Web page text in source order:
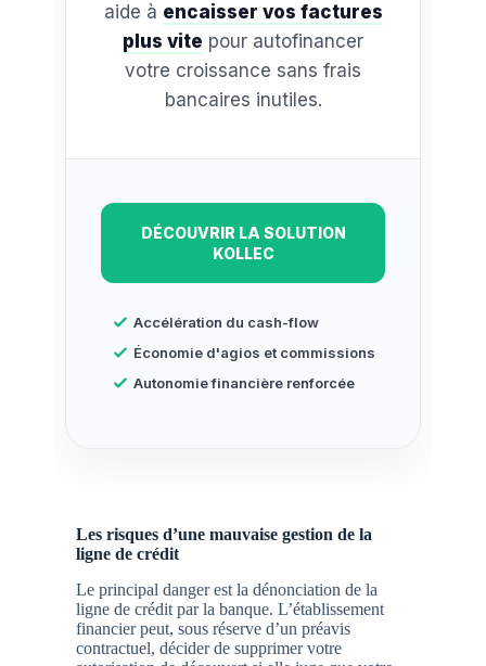
aide à encaisser vos factures
plus vite pour autofinancer
votre croissance sans frais
bancaires inutiles.
DÉCOUVRIR LA SOLUTION
KOLLEC
Accélération du cash-flow
Économie d'agios et commissions
Autonomie financière renforcée
Les risques d’une mauvaise gestion de la
ligne de crédit
Le principal danger est la dénonciation de la
ligne de crédit par la banque. L’établissement
financier peut, sous réserve d’un préavis
contractuel, décider de supprimer votre